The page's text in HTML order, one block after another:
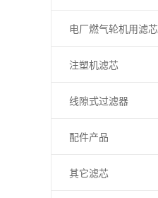
电厂燃气轮机用滤芯
注塑机滤芯
线隙式过滤器
配件产品
其它滤芯